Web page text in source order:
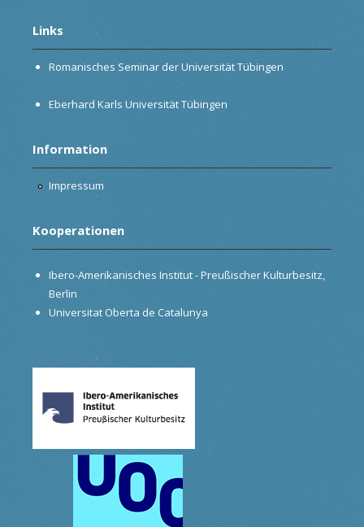
Links
Romanisches Seminar der Universität Tübingen
Eberhard Karls Universität Tübingen
Information
Impressum
Kooperationen
Ibero-Amerikanisches Institut - Preußischer Kulturbesitz,
Berlin
Universitat Oberta de Catalunya